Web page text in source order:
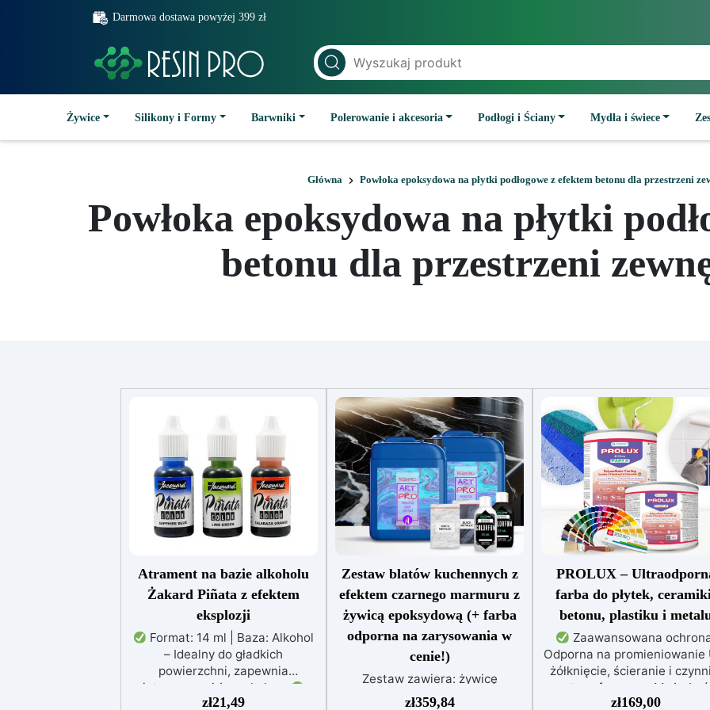
Darmowa dostawa powyżej 399 zł
Żywice Silikony i Formy Barwniki Polerowanie i akcesoria Podłogi i Ściany Mydła i świece
Główna Powłoka epoksydowa na płytki podłogowe z efektem betonu dla przestrzeni
Powłoka epoksydowa na płytki
betonu dla przestrzeni
Atrament na bazie alkoholu
Żakard Piñata z efektem
eksplozji
Format: 14 ml | Baza: Alkohol
– Idealny do gładkich
powierzchni, zapewnia
intensywne i żywe kolory.
Efekt eksplozji: Połącz tusz z
zł21,49
Zestaw blatów kuchennych z
efektem czarnego marmuru z
żywicą epoksydową (+ farba
odporna na zarysowania w
cenie!)
Zestaw zawiera: żywicę
epoksydową Art Pro pigment
zł359,84
PROLUX –
farba do płytek,
betonu, plastiku i
Zaawansowana
Odporna na promieniowanie
żółknięcie, ścieranie i
atmosferyczne. Może być
nakładana bezpośrednio
zł169,00